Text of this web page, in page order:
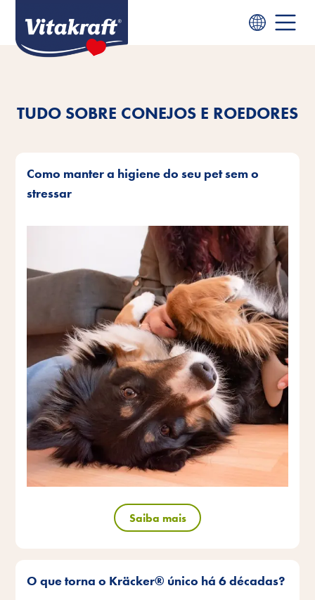
TUDO SOBRE CONEJOS E ROEDORES
Como manter a higiene do seu pet sem o
stressar
Saiba mais
O que torna o Kräcker® único há 6 décadas?